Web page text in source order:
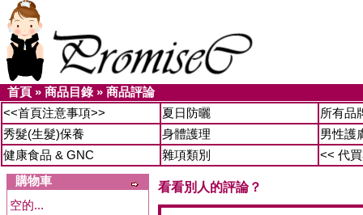
首頁 » 商品目錄» 商品評論
<<首頁注意事項>>
夏日防曬
所有品
秀髮(生髮)保養
身體護理
男性護
健康食品 & GNC
雜項類別
<< 代
購物車
空的...
看看別人的評論？